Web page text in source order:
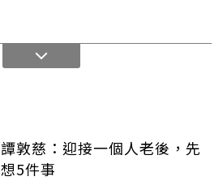
譚敦慈：迎接一個人老後，先
想5件事